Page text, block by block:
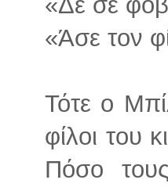
«Άσε τον
Τότε ο
φίλοι του
Πόσο